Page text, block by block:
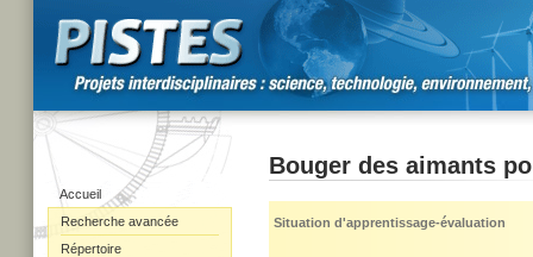
Accueil
Recherche avancée
Répertoire
Bouger des aimants
Situation d'apprentissage-évaluation